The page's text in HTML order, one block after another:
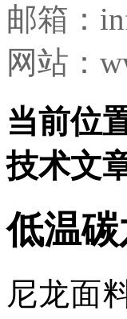
邮箱：
网站：
当前位
技术文
低温
尼龙面